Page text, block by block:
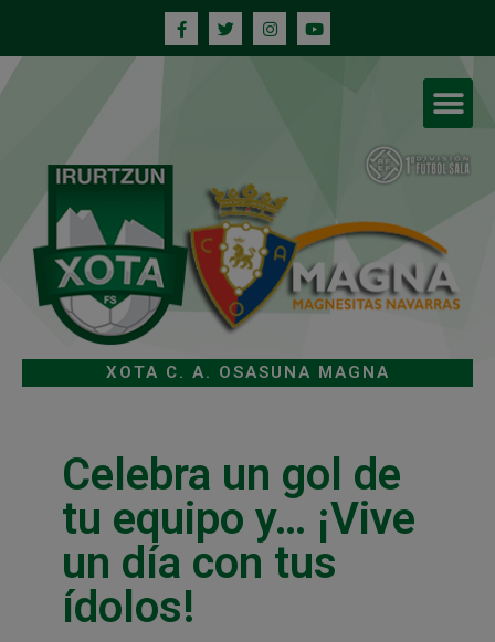
XOTA C. A. OSASUNA MAGNA
Celebra un gol de
tu equipo y… ¡Vive
un día con tus
ídolos!